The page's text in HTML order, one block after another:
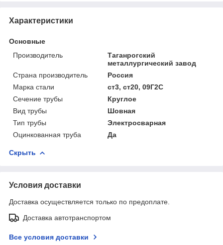
Характеристики
Основные
Производитель
Таганрогский
металлургический завод
Страна производитель
Россия
Марка стали
ст3, ст20, 09Г2С
Сечение трубы
Круглое
Вид трубы
Шовная
Тип трубы
Электросварная
Оцинкованная труба
Да
Скрыть
Условия доставки
Доставка осуществляется только по предоплате.
Доставка автотранспортом
Все условия доставки